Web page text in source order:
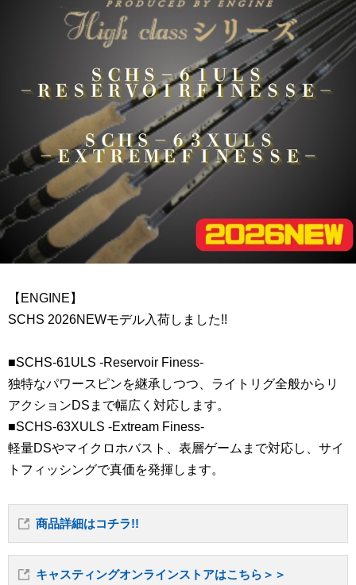
【ENGINE】
SCHS 2026NEWモデル入荷しました!!
■SCHS-61ULS -Reservoir Finess-
独特なパワースピンを継承しつつ、ライトリグ全般からリ
アクションDSまで幅広く対応します。
■SCHS-63XULS -Extream Finess-
軽量DSやマイクロホバスト、表層ゲームまで対応し、サイ
トフィッシングで真価を発揮します。
商品詳細はコチラ!!
キャスティングオンラインストアはこちら＞＞